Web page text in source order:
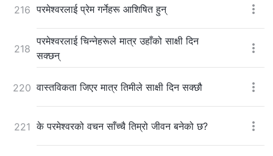
216 परमेश्‍वरलाई प्रेम गर्नेहरू आशिषित हुन्
218
परमेश्‍वरलाई चिन्नेहरूले मात्र उहाँको साक्षी दिन
सक्छन्
220 वास्तविकता जिएर मात्र तिमीले साक्षी दिन सक्छौ
221 के परमेश्‍वरको वचन साँच्चै तिम्रो जीवन बनेको छ?